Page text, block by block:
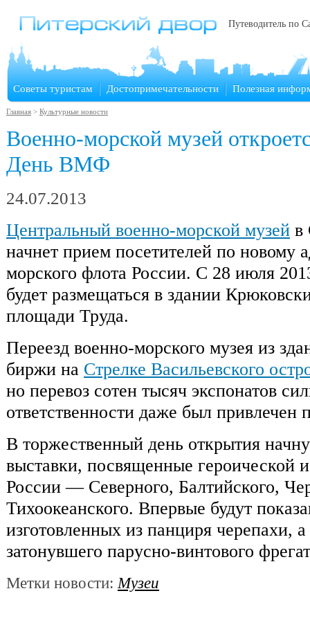
Путеводитель по
Советы туристам Достопримечательности Полезная
Главная > Культурные новости
Военно-морской музей
День ВМФ
24.07.2013
Центральный военно-морской музей в
начнет прием посетителей по новому
морского флота России. С 28 июля
будет размещаться в здании
площади Труда.
Переезд военно-морского музея из
биржи на Стрелке Васильевского
но перевоз сотен тысяч экспонатов
ответственности даже был привлечен
В торжественный день открытия
выставки, посвященные героической
России — Северного, Балтийского,
Тихоокеанского. Впервые будут
изготовленных из панциря черепахи,
затонувшего парусно-винтового
Метки новости:Музеи